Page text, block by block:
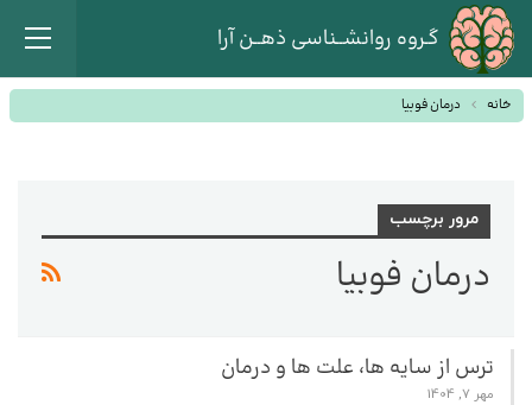
گـروه روانشــناسی ذهــن آرا
خانه درمان فوبیا
مرور برچسب
درمان فوبیا
ترس از سایه ها، علت ها و درمان
مهر 7, 1404